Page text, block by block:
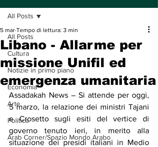
All Posts
Cultura
Notizie in primo piano
Economia
Arte
Politica
Arab Corner/Spazio Mondo Arabo
All Posts
Libano - Allarme per
missione Unifil ed
emergenza umanitaria
5 mar Tempo di lettura: 3 min
Assadakah News – Si attende per oggi,
5 marzo, la relazione dei ministri Tajani
e Crosetto sugli esiti del vertice di
governo tenuto ieri, in merito alla
situazione dei presidi italiani in Medio